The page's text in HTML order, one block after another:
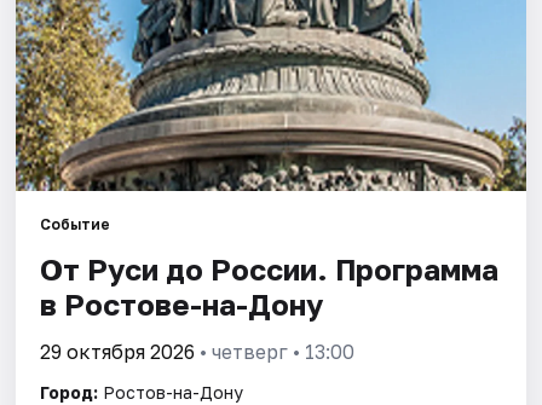
Квесты
Экскурсии
Спорт
События
Города
Площадки
Событие
От Руси до России. Программа
в Ростове-на-Дону
29 октября 2026 • четверг • 13:00
Город: Ростов-на-Дону